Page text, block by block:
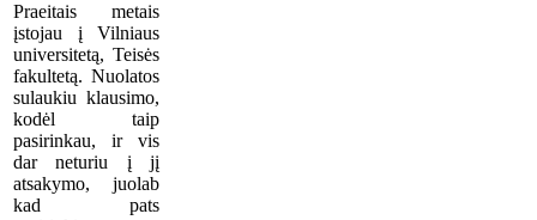
Praeitais metais
įstojau į Vilniaus
universitetą, Teisės
fakultetą. Nuolatos
sulaukiu klausimo,
kodėl taip
pasirinkau, ir vis
dar neturiu į jį
atsakymo, juolab
kad pats